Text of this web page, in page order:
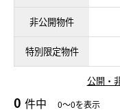
非公開物件
特別限定物件
公開・
0 件中 0～0を表示